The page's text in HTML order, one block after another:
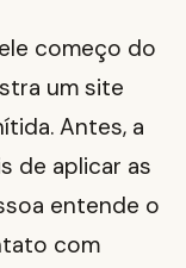
começo do
um site
Antes, a
de aplicar as
entende o
com